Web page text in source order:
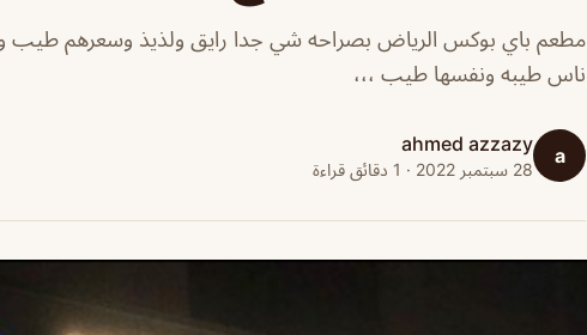
مطعم باي بوكس الرياض بصراحه شي جدا رايق ولذيذ وسعرهم طيب
ناس طيبه ونفسها طيب ،،،
a
ahmed azzazy
28 سبتمبر 2022 · 1 دقائق قراءة